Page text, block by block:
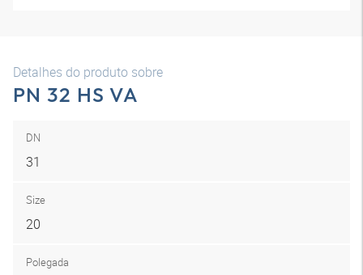
Detalhes do produto sobre
PN 32 HS VA
DN
31
Size
20
Polegada